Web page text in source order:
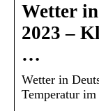
Wetter
2023 –
…
Wetter in
Temperatur